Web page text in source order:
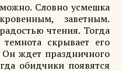
Словно усмешка
заветным.
чтения. Тогда
скрывает его
Он ждет праздничного
обидчики появятся